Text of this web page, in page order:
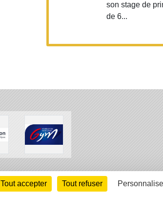
son stage de
de 6...
Charte cookies
Gestion des cookies
Informations légales
Signaler un contenu
Tout accepter Tout refuser